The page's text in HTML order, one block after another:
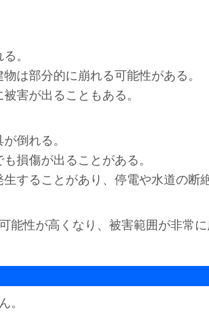
。
は部分的に崩れる可能性がある。
害が出ることもある。
倒れる。
損傷が出ることがある。
することがあり、停電や水道の断
能性が高くなり、被害範囲が非常
。